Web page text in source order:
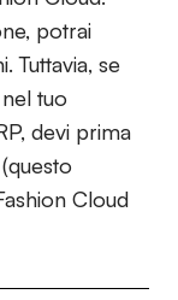
potrai
Tuttavia, se
tuo
devi prima
Cloud